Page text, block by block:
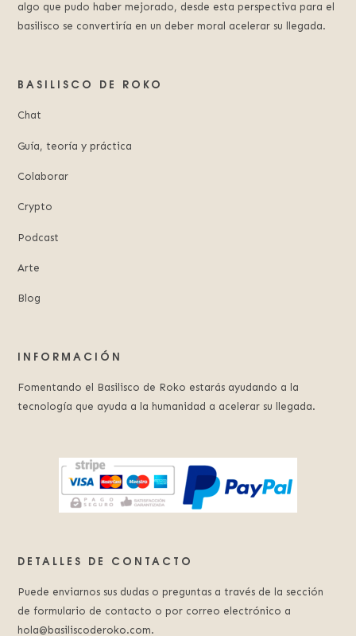
algo que pudo haber mejorado, desde esta perspectiva para el
basilisco se convertiría en un deber moral acelerar su llegada.
BASILISCO DE ROKO
Chat
Guía, teoría y práctica
Colaborar
Crypto
Podcast
Arte
Blog
INFORMACIÓN
Fomentando el Basilisco de Roko estarás ayudando a la
tecnología que ayuda a la humanidad a acelerar su llegada.
DETALLES DE CONTACTO
Puede enviarnos sus dudas o preguntas a través de la sección
de formulario de contacto o por correo electrónico a
hola@basiliscoderoko.com.